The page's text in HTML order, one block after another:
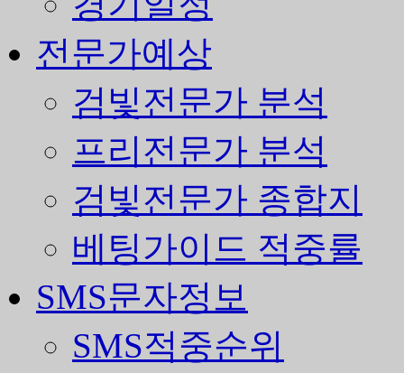
전문가예상
검빛전문가 분석
프리전문가 분석
검빛전문가 종합지
베팅가이드 적중률
SMS문자정보
SMS적중순위